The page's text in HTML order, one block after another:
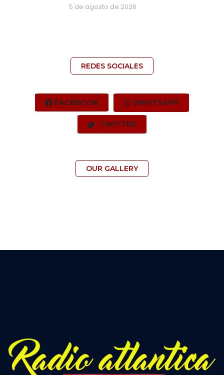
5 de agosto de 2026
REDES SOCIALES
FACEBOOK WHATSAPP
TWITTER
OUR GALLERY